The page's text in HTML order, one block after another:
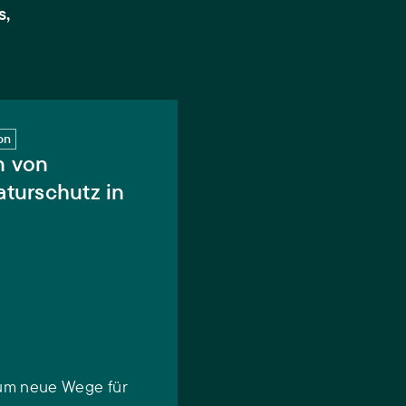
von
in
neue Wege für